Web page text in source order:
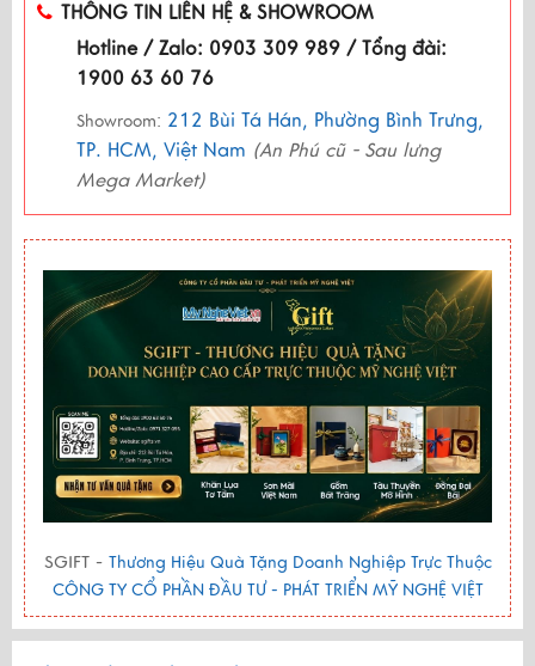
THÔNG TIN LIÊN HỆ & SHOWROOM
Hotline / Zalo: 0903 309 989 / Tổng đài:
1900 63 60 76
Showroom: 212 Bùi Tá Hán, Phường Bình Trưng,
TP. HCM, Việt Nam (An Phú cũ - Sau lưng
Mega Market)
SGIFT - Thương Hiệu Quà Tặng Doanh Nghiệp Trực Thuộc
CÔNG TY CỔ PHẦN ĐẦU TƯ - PHÁT TRIỂN MỸ NGHỆ VIỆT